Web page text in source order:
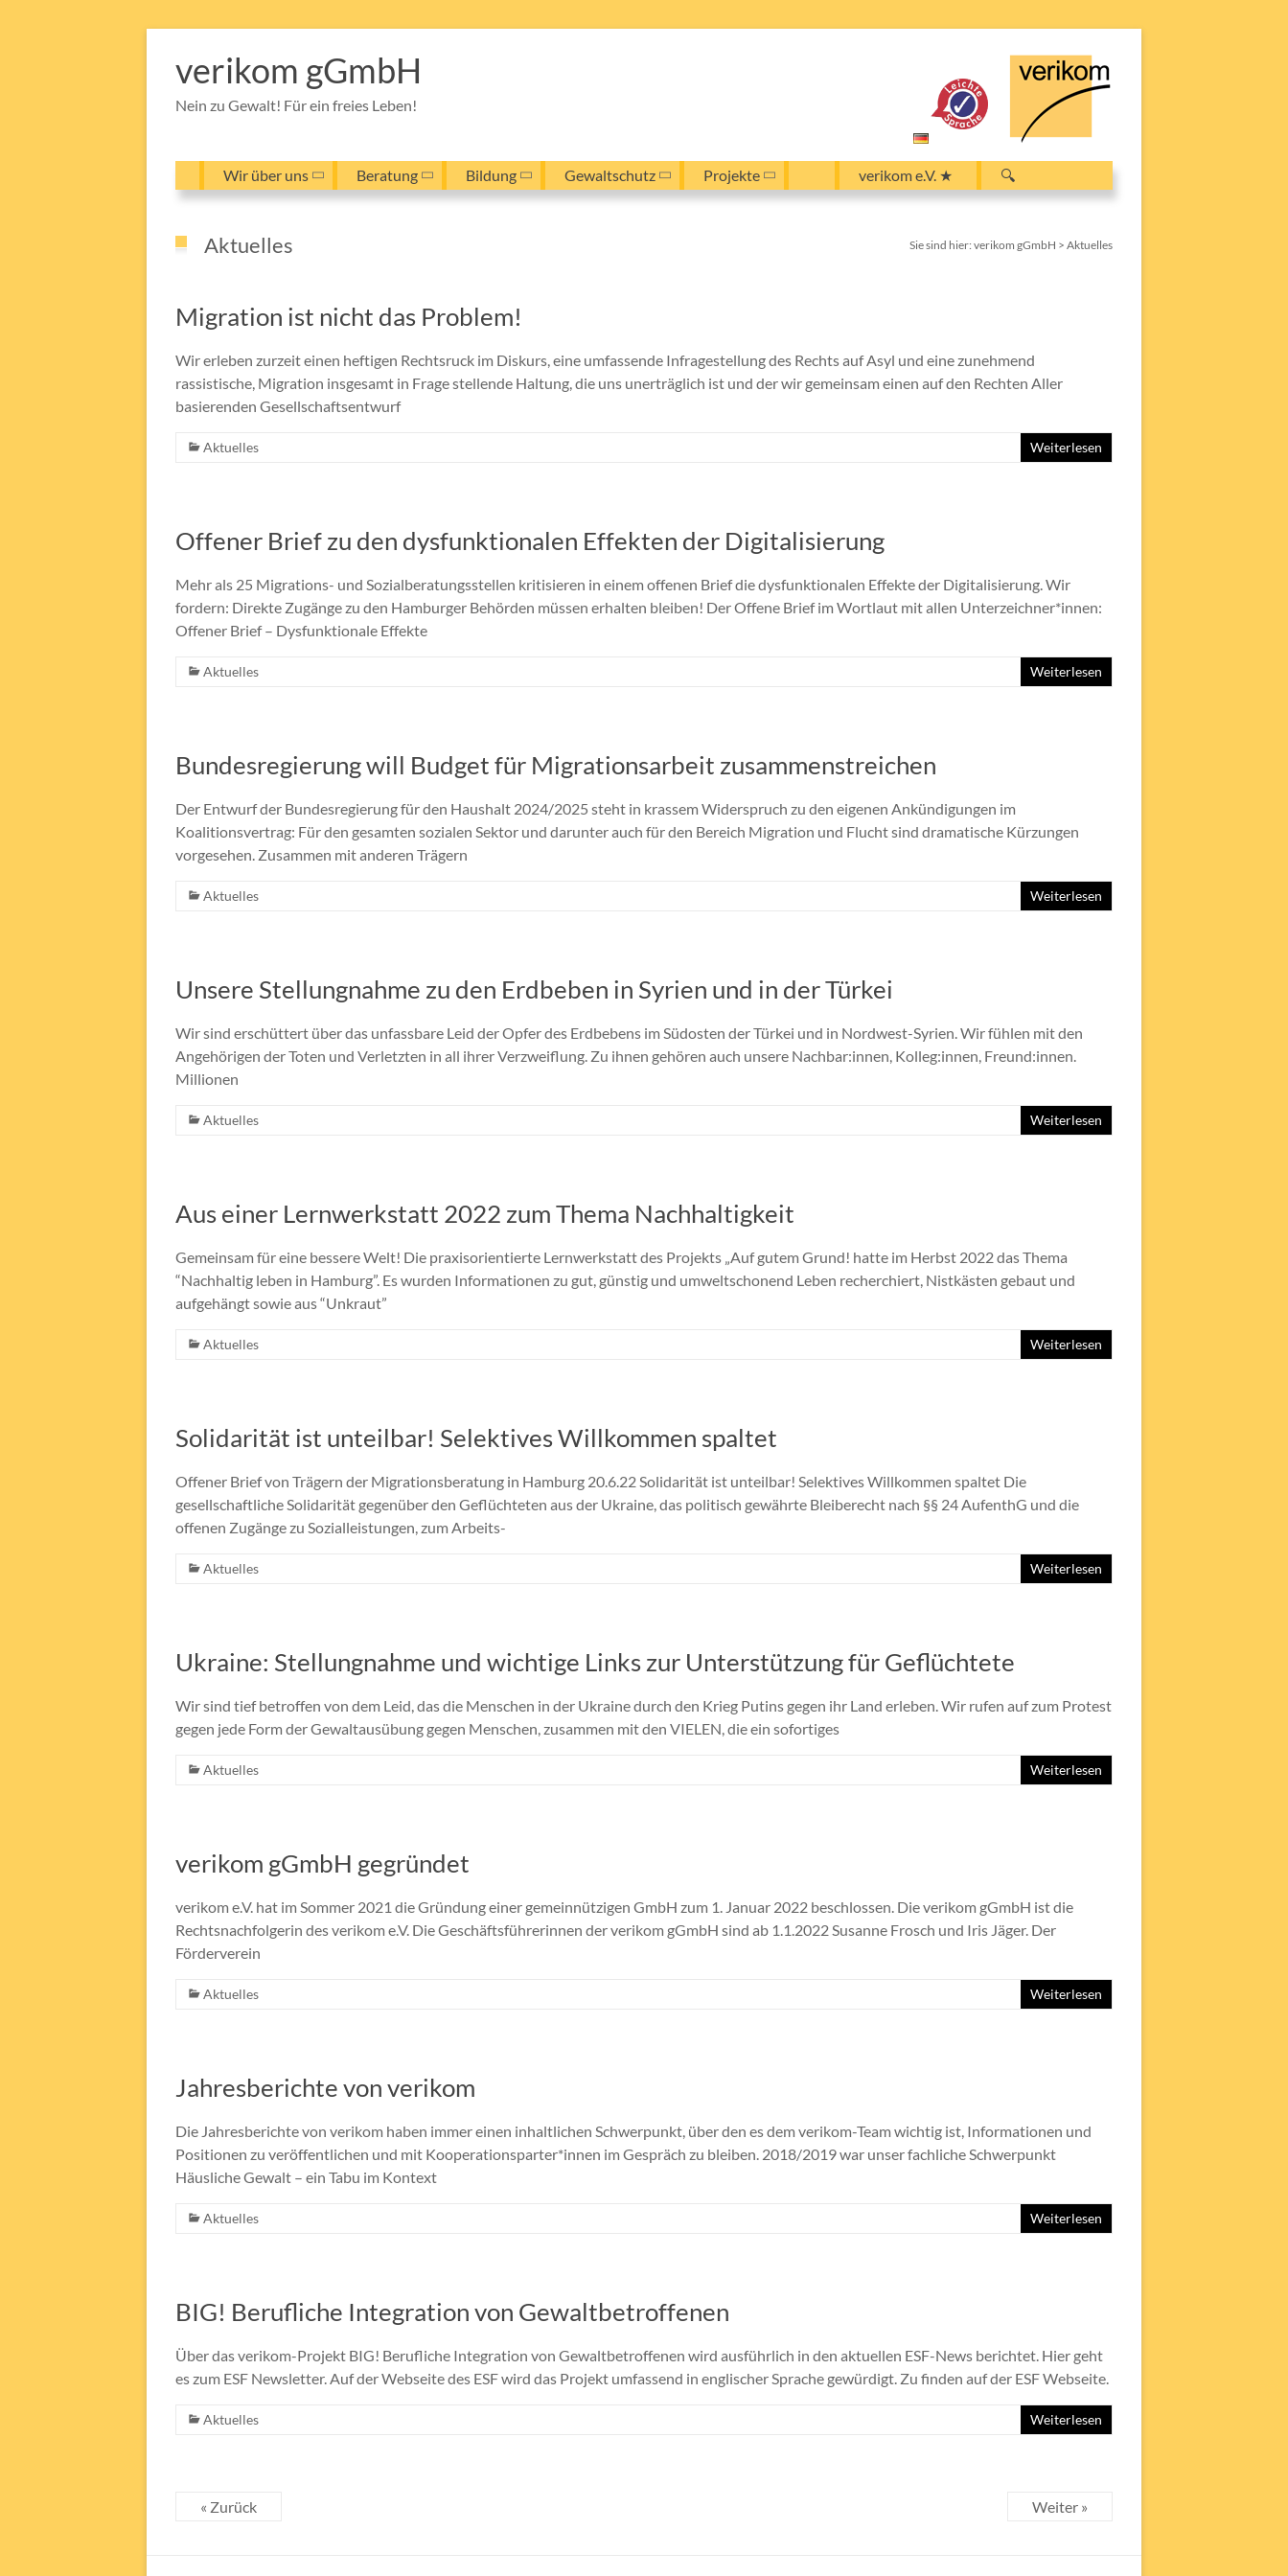
springen
verikom gGmbH
Nein zu Gewalt! Für ein freies Leben!
Wir über uns Beratung Bildung Gewaltschutz Projekte verikom e.V. ★ 🔍
for:
Search Button
Aktuelles Sie sind hier: verikom gGmbH > Aktuelles
Migration ist nicht das Problem!
Wir erleben zurzeit einen heftigen Rechtsruck im Diskurs, eine umfassende Infragestellung des Rechts auf Asyl und eine zunehmend
rassistische, Migration insgesamt in Frage stellende Haltung, die uns unerträglich ist und der wir gemeinsam einen auf den Rechten Aller
basierenden Gesellschaftsentwurf
Aktuelles Weiterlesen
Offener Brief zu den dysfunktionalen Effekten der Digitalisierung
Mehr als 25 Migrations- und Sozialberatungsstellen kritisieren in einem offenen Brief die dysfunktionalen Effekte der Digitalisierung. Wir
fordern: Direkte Zugänge zu den Hamburger Behörden müssen erhalten bleiben! Der Offene Brief im Wortlaut mit allen Unterzeichner*innen:
Offener Brief – Dysfunktionale Effekte
Aktuelles Weiterlesen
Bundesregierung will Budget für Migrationsarbeit zusammenstreichen
Der Entwurf der Bundesregierung für den Haushalt 2024/2025 steht in krassem Widerspruch zu den eigenen Ankündigungen im
Koalitionsvertrag: Für den gesamten sozialen Sektor und darunter auch für den Bereich Migration und Flucht sind dramatische Kürzungen
vorgesehen. Zusammen mit anderen Trägern
Aktuelles Weiterlesen
Unsere Stellungnahme zu den Erdbeben in Syrien und in der Türkei
Wir sind erschüttert über das unfassbare Leid der Opfer des Erdbebens im Südosten der Türkei und in Nordwest-Syrien. Wir fühlen mit den
Angehörigen der Toten und Verletzten in all ihrer Verzweiflung. Zu ihnen gehören auch unsere Nachbar:innen, Kolleg:innen, Freund:innen.
Millionen
Aktuelles Weiterlesen
Aus einer Lernwerkstatt 2022 zum Thema Nachhaltigkeit
Gemeinsam für eine bessere Welt! Die praxisorientierte Lernwerkstatt des Projekts „Auf gutem Grund! hatte im Herbst 2022 das Thema
“Nachhaltig leben in Hamburg”. Es wurden Informationen zu gut, günstig und umweltschonend Leben recherchiert, Nistkästen gebaut und
aufgehängt sowie aus “Unkraut”
Aktuelles Weiterlesen
Solidarität ist unteilbar! Selektives Willkommen spaltet
Offener Brief von Trägern der Migrationsberatung in Hamburg 20.6.22 Solidarität ist unteilbar! Selektives Willkommen spaltet Die
gesellschaftliche Solidarität gegenüber den Geflüchteten aus der Ukraine, das politisch gewährte Bleiberecht nach §§ 24 AufenthG und die
offenen Zugänge zu Sozialleistungen, zum Arbeits-
Aktuelles Weiterlesen
Ukraine: Stellungnahme und wichtige Links zur Unterstützung für Geflüchtete
Wir sind tief betroffen von dem Leid, das die Menschen in der Ukraine durch den Krieg Putins gegen ihr Land erleben. Wir rufen auf zum Protest
gegen jede Form der Gewaltausübung gegen Menschen, zusammen mit den VIELEN, die ein sofortiges
Aktuelles Weiterlesen
verikom gGmbH gegründet
verikom e.V. hat im Sommer 2021 die Gründung einer gemeinnützigen GmbH zum 1. Januar 2022 beschlossen. Die verikom gGmbH ist die
Rechtsnachfolgerin des verikom e.V. Die Geschäftsführerinnen der verikom gGmbH sind ab 1.1.2022 Susanne Frosch und Iris Jäger. Der
Förderverein
Aktuelles Weiterlesen
Jahresberichte von verikom
Die Jahresberichte von verikom haben immer einen inhaltlichen Schwerpunkt, über den es dem verikom-Team wichtig ist, Informationen und
Positionen zu veröffentlichen und mit Kooperationsparter*innen im Gespräch zu bleiben. 2018/2019 war unser fachliche Schwerpunkt
Häusliche Gewalt – ein Tabu im Kontext
Aktuelles Weiterlesen
BIG! Berufliche Integration von Gewaltbetroffenen
Über das verikom-Projekt BIG! Berufliche Integration von Gewaltbetroffenen wird ausführlich in den aktuellen ESF-News berichtet. Hier geht
es zum ESF Newsletter. Auf der Webseite des ESF wird das Projekt umfassend in englischer Sprache gewürdigt. Zu finden auf der ESF Webseite.
Aktuelles Weiterlesen
« Zurück Weiter »